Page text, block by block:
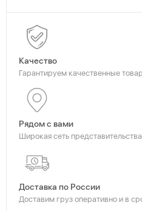
Качество
Гарантируем качественные
Рядом с вами
Широкая сеть представительства
Доставка по России
Доставим груз оперативно и в